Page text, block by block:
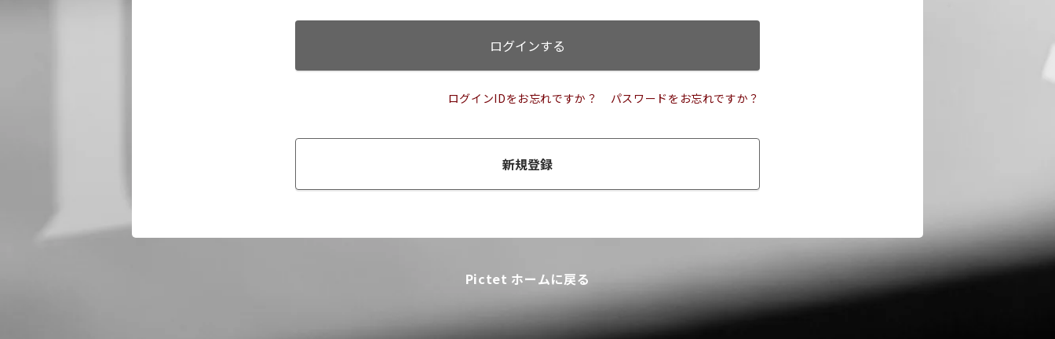
ログインする
ログインIDをお忘れですか？ パスワードをお忘れですか？
新規登録
Pictet ホームに戻る